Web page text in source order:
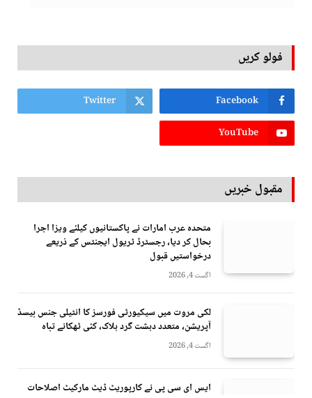
فولو کریں
Facebook
Twitter
YouTube
مقبول خبریں
متحدہ عرب امارات نے پاکستانیوں کیلئے ویزا اجرا
بحال کر دیا، رجسٹرڈ ٹریول ایجنٹس کے ذریعے
درخواستیں قبول
اگست 4, 2026
لکی مروت میں سیکیورٹی فورسز کا انٹیلی جنس بیسڈ
آپریشن، متعدد دہشت گرد ہلاک، کئی ٹھکانے تباہ
اگست 4, 2026
ایس ای سی پی نے کارپوریٹ ڈیٹ مارکیٹ اصلاحات